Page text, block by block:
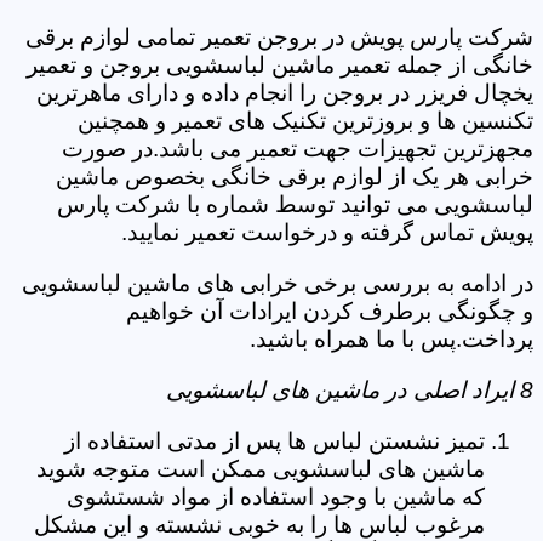
شرکت پارس پویش در بروجن تعمیر تمامی لوازم برقی
خانگی از جمله تعمیر ماشین لباسشویی بروجن و تعمیر
یخچال فریزر در بروجن را انجام داده و دارای ماهرترین
تکنسین ها و بروزترین تکنیک های تعمیر و همچنین
مجهزترین تجهیزات جهت تعمیر می باشد.در صورت
خرابی هر یک از لوازم برقی خانگی بخصوص ماشین
لباسشویی می توانید توسط شماره با شرکت پارس
پویش تماس گرفته و درخواست تعمیر نمایید.
در ادامه به بررسی برخی خرابی های ماشین لباسشویی
و چگونگی برطرف کردن ایرادات آن خواهیم
پرداخت.پس با ما همراه باشید.
8 ایراد اصلی در ماشین های لباسشویی
تمیز نشستن لباس ها پس از مدتی استفاده از
ماشین های لباسشویی ممکن است متوجه شوید
که ماشین با وجود استفاده از مواد شستشوی
مرغوب لباس ها را به خوبی نشسته و این مشکل